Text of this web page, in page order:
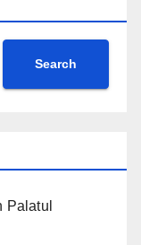
Search
Palatul